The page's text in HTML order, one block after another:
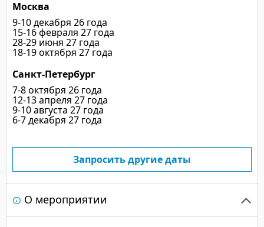
Москва
9-10 декабря 26 года
15-16 февраля 27 года
28-29 июня 27 года
18-19 октября 27 года
Санкт-Петербург
7-8 октября 26 года
12-13 апреля 27 года
9-10 августа 27 года
6-7 декабря 27 года
Запросить другие даты
О мероприятии